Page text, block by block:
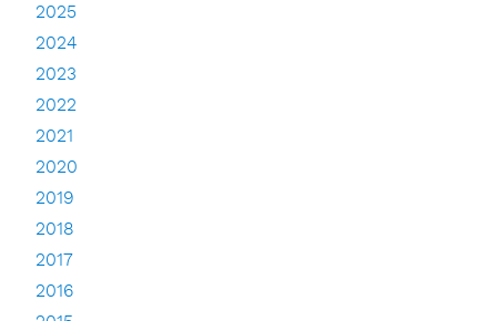
2025
2024
2023
2022
2021
2020
2019
2018
2017
2016